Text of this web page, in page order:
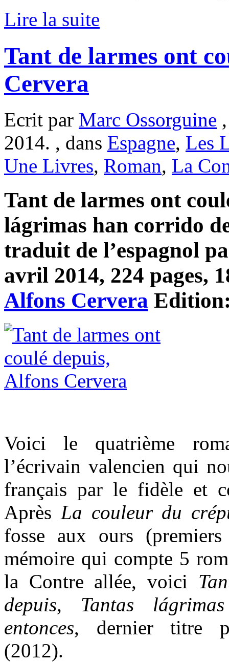
Lire la suite
Tant de larmes ont
Cervera
Ecrit par Marc Ossorguine
2014. , dans Espagne, Les
Une Livres, Roman, La
Tant de larmes ont
lágrimas han corrido
traduit de l’espagnol
avril 2014, 224 pages,
Alfons Cervera
Voici le quatrième
l’écrivain valencien qui
français par le fidèle et
Après La couleur du
fosse aux ours
mémoire qui compte 5
la Contre allée, voici
depuis, Tantas
entonces, dernier titre
(2012).